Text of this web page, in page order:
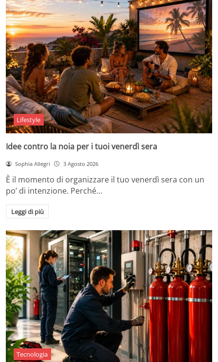
Lifestyle
Idee contro la noia per i tuoi venerdì sera
Sophia Allegri 3 Agosto 2026
È il momento di organizzare il tuo venerdì sera con un
po’ di intenzione. Perché…
Leggi di più
Tecnologia